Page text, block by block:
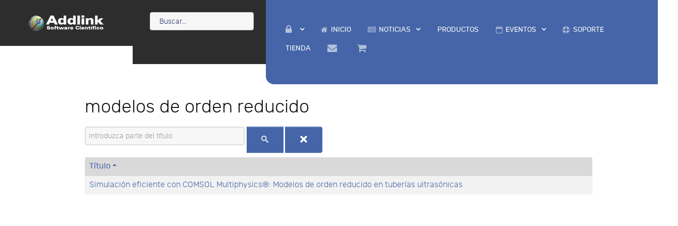
INICIO NOTICIAS PRODUCTOS EVENTOS SOPORTE
TIENDA
modelos de orden reducido
Introduzca parte del título
Título
Simulación eficiente con COMSOL Multiphysics®: Modelos de orden reducido en tuberías ultrasónicas